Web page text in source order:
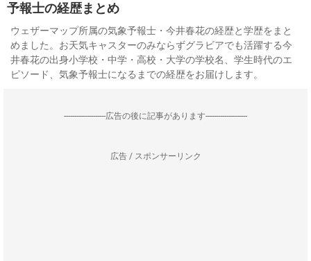
予報士の経歴まとめ
ウェザーマップ所属の気象予報士・今井春花の経歴と学歴をまと
めました。お天気キャスターのみならずグラビアでも活躍する今
井春花の出身小学校・中学・高校・大学の学校名、学生時代のエ
ピソード、気象予報士になるまでの経歴をお届けします。
--------------------広告の後に記事があります--------------------
広告 / スポンサーリンク